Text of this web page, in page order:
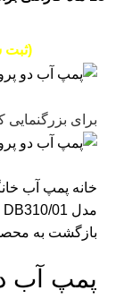
برای بزرگنمایی
خانه پمپ آب
مدل DB310/01
بازگشت به